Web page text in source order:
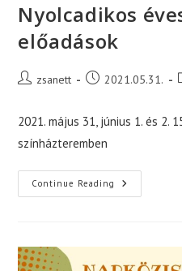
Nyolcadikos
előadások
Postzsanett
Post2021.05.31.
2021. május 31, június 1. és 2.
színházteremben
Continue Reading Nyolcadikos
Éves